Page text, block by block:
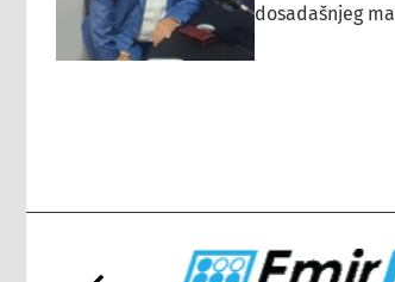
dosadašnjeg